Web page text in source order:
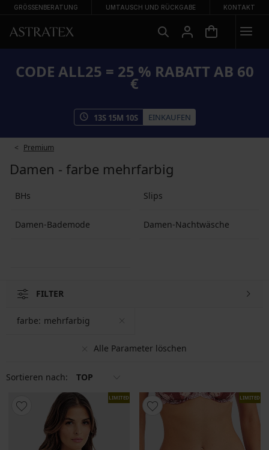
GRÖSSENBERATUNG UMTAUSCH UND RÜCKGABE KONTAKT
CODE ALL25 = 25 % RABATT AB 60
€
13S 15M 09S EINKAUFEN
Premium
Damen - farbe mehrfarbig
BHs Slips
Damen-Bademode Damen-Nachtwäsche
FILTER
Alle Parameter löschen
farbe: mehrfarbig
Sortieren nach: TOP
LIMITED LIMITED